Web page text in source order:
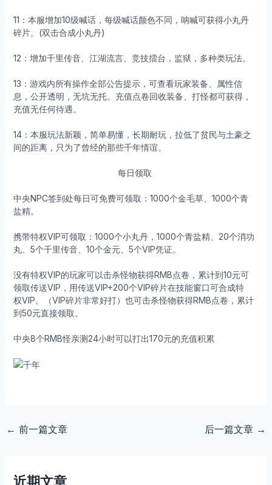
11：本服增加10级喊话，每级喊话颜色不同，呐喊可获得小丸丹
碎片。(双击合成小丸丹)
12：增加千里传音、江湖流言、竞技擂台，监狱，多种类玩法。
13：游戏内所有操作全部公告提示，可查看玩家装备、属性信
息，公开透明，无坑无托。充值点卷回收装备、打怪都可获得，
充值无任何待遇。
14：本服玩法新颖，简单易懂，长期耐玩，拉低了贫民与土豪之
间的距离，只为了曾经的那些千年情谊。
每日领取
中央NPC签到处每日可免费可领取：1000个金毛草、1000个青
盐精。
携带特权VIP可领取：1000个小丸丹，1000个青盐精、20个消功
丸、5个千里传音、10个金元、5个VIP凭证。
没有特权VIP的玩家可以击杀怪物获得RMB点卷，累计到10元可
领取传送VIP，用传送VIP+200个VIP碎片在技能窗口可合成特
权VIP。（VIP碎片非常好打）也可击杀怪物获得RMB点卷，累计
到50元直接领取。
中央8个RMB怪亲测24小时可以打出170元的充值积累
← 前一篇文章 后一篇文章 →
近期文章